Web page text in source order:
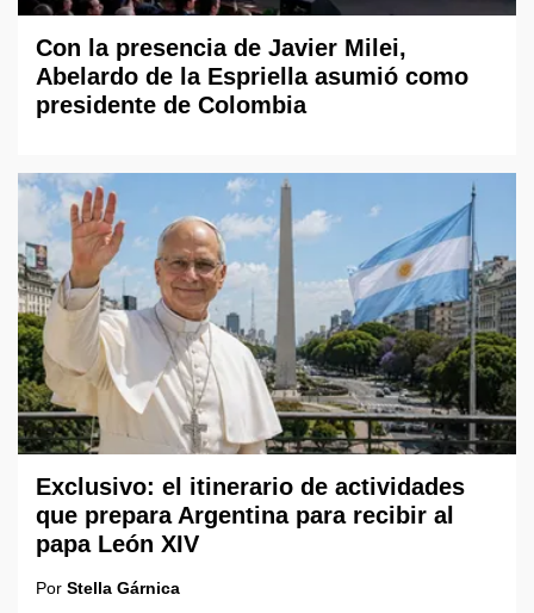
Con la presencia de Javier Milei,
Abelardo de la Espriella asumió como
presidente de Colombia
Exclusivo: el itinerario de actividades
que prepara Argentina para recibir al
papa León XIV
Por Stella Gárnica